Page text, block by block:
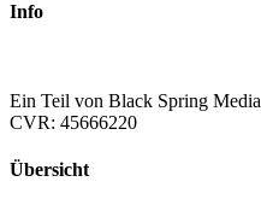
Info
Ein Teil von Black Spring Media
CVR: 45666220
Übersicht